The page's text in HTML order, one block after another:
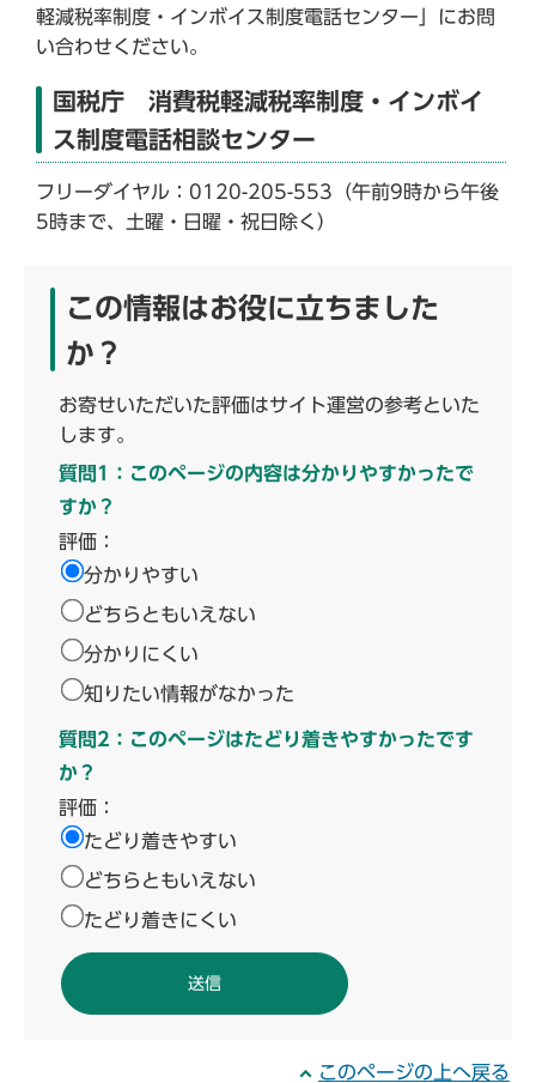
軽減税率制度・インボイス制度電話センター」にお問
い合わせください。
国税庁 消費税軽減税率制度・インボイ
ス制度電話相談センター
フリーダイヤル：0120-205-553（午前9時から午後
5時まで、土曜・日曜・祝日除く）
この情報はお役に立ちました
か？
お寄せいただいた評価はサイト運営の参考といた
します。
質問1：このページの内容は分かりやすかったで
すか？
評価：
分かりやすい
どちらともいえない
分かりにくい
知りたい情報がなかった
質問2：このページはたどり着きやすかったです
か？
評価：
たどり着きやすい
どちらともいえない
たどり着きにくい
このページの上へ戻る